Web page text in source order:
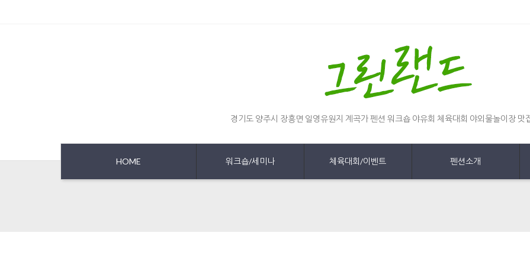
경기도 양주시 장흥면 일영유원지 계곡가 펜션 워크숍 야유회 체육대회 야외물놀이장 맛
HOME 워크숍/세미나 체육대회/이벤트 펜션소개